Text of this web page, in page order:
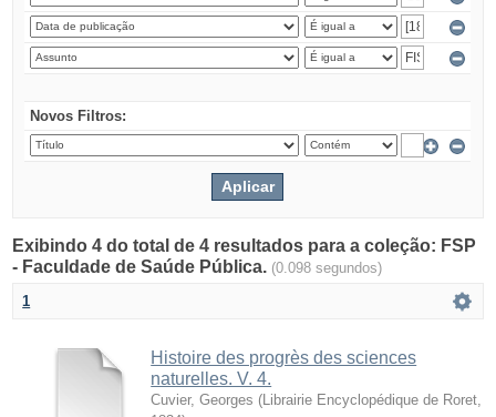
Novos Filtros:
Exibindo 4 do total de 4 resultados para a coleção: FSP
- Faculdade de Saúde Pública. (0.098 segundos)
1
Histoire des progrès des sciences
naturelles. V. 4.
Cuvier, Georges ( Librairie Encyclopédique de Roret